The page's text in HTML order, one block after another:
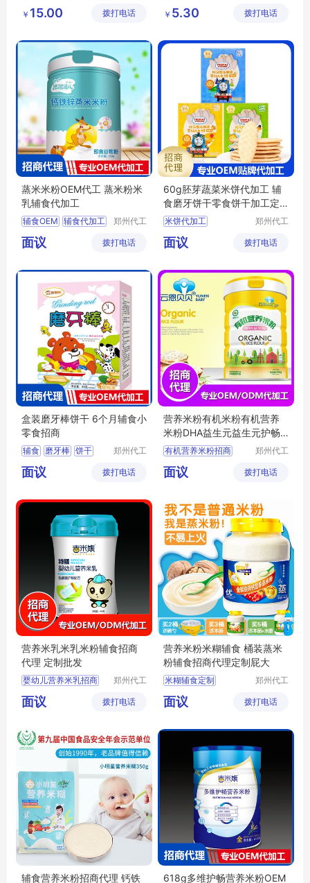
展有限公
￥ 15.00 拨打电话
口水手指饼干批发
辅食饼干代理
技有限公
￥ 5.30 拨打电话
蒸米米粉OEM代工 蒸米粉米
乳辅食代加工
辅食OEM 辅食代加工
辅食贴牌代工
婴幼儿米粉OEM
郑州代工
技有限公
面议 拨打电话
60g胚芽蔬菜米饼代加工 辅
食磨牙饼干零食饼干加工定
制
米饼代加工
米饼加工定制
磨牙饼干OEM
郑州代工
技有限公
面议 拨打电话
盒装磨牙棒饼干 6个月辅食小
零食招商
辅食 磨牙棒 饼干
小零食
郑州代工
技有限公
面议 拨打电话
营养米粉有机米粉有机营养
米粉DHA益生元益生元护畅
胡萝卜多维招商
有机营养米粉招商
有机营养米粉代理
有机营养米粉批发
有机营养米粉加工
郑州代工
技有限公
面议 拨打电话
营养米乳米乳米粉辅食招商
代理 定制批发
婴幼儿营养米乳招商
婴幼儿营养米乳代理
宝宝米乳定制
婴儿辅食批发
郑州代工
技有限公
面议 拨打电话
营养米粉米糊辅食 桶装蒸米
粉辅食招商代理定制屁大
米糊辅食定制
郑州代工
技有限公
面议 拨打电话
辅食营养米粉招商代理 钙铁 618g多维护畅营养米粉OEM